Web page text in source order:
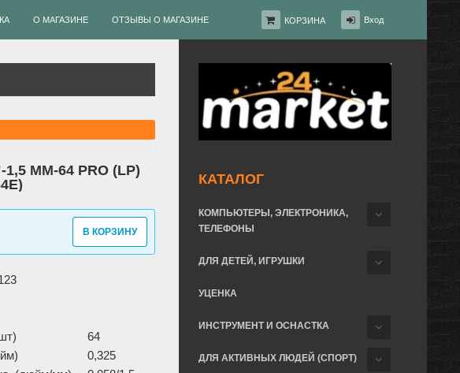
КОРЗИНА Вход
О МАГАЗИНЕ ОТЗЫВЫ О МАГАЗИНЕ
КАТАЛОГ
КОМПЬЮТЕРЫ, ЭЛЕКТРОНИКА,
ТЕЛЕФОНЫ
ДЛЯ ДЕТЕЙ, ИГРУШКИ
УЦЕНКА
ИНСТРУМЕНТ И ОСНАСТКА
ДЛЯ АКТИВНЫХ ЛЮДЕЙ (СПОРТ)
ММ-64 PRO (LP)
В КОРЗИНУ
64
0,325